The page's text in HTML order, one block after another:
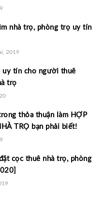
nhà trọ, phòng trọ uy tín
2019
uy tín cho người thuê
trọ
thỏa thuận làm HỢP
TRỌ bạn phải biết!
cọc thuê nhà trọ, phòng